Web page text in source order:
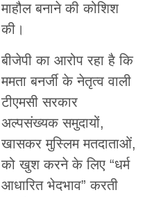
माहौल बनाने की कोशिश
की।
बीजेपी का आरोप रहा है कि
ममता बनर्जी के नेतृत्व वाली
टीएमसी सरकार
अल्पसंख्यक समुदायों,
खासकर मुस्लिम मतदाताओं,
को खुश करने के लिए “धर्म
आधारित भेदभाव” करती